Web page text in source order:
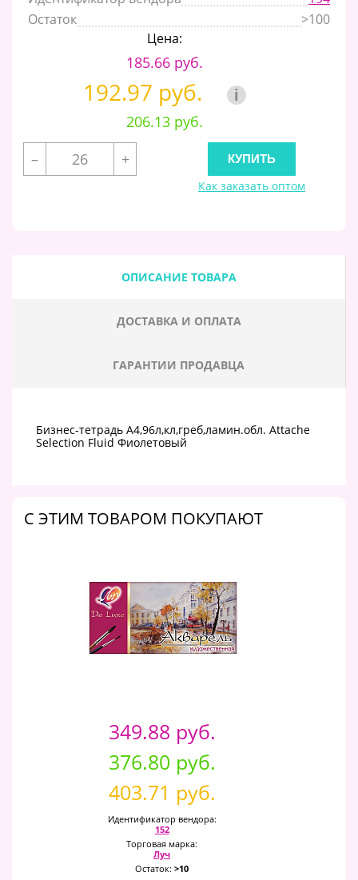
Остаток
>100
Цена:
185.66 руб.
192.97 руб. i
206.13 руб.
–
+
Как заказать оптом
ОПИСАНИЕ ТОВАРА
ДОСТАВКА И ОПЛАТА
ГАРАНТИИ ПРОДАВЦА
Бизнес-тетрадь А4,96л,кл,греб,ламин.обл. Attache
Selection Fluid Фиолетовый
C ЭТИМ ТОВАРОМ ПОКУПАЮТ
349.88 руб.
376.80 руб.
403.71 руб.
Идентификатор вендора:
152
Торговая марка:
Луч
Остаток: >10